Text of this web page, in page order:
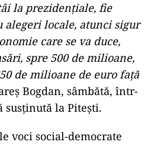
la prezidenţiale, fie
alegeri locale, atunci sigur
care se va duce,
spre 500 de milioane,
de milioane de euro faţă
Bogdan, sâmbătă, într-
susţinută la Piteşti.
voci social-democrate